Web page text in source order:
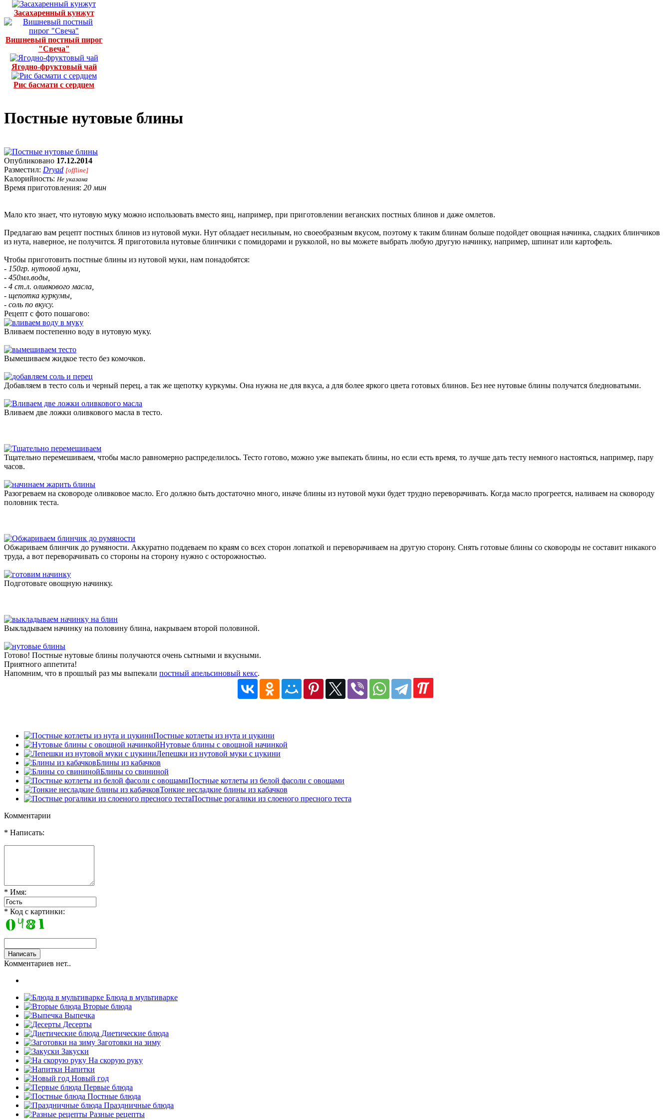
Засахаренный кунжут
Вишневый постный пирог
"Свеча"
Ягодно-фруктовый чай
Рис басмати с сердцем
Постные нутовые блины
Опубликовано 17.12.2014
Разместил: Dryad [offline]
Калорийность: Не указана
Время приготовления: 20 мин
Мало кто знает, что нутовую муку можно использовать вместо яиц, например, при приготовлении веганских постных блинов и даже омлетов.
Предлагаю вам рецепт постных блинов из нутовой муки. Нут обладает несильным, но своеобразным вкусом, поэтому к таким блинам больше подойдет овощная начинка, сладких блинчиков
из нута, наверное, не получится. Я приготовила нутовые блинчики с помидорами и рукколой, но вы можете выбрать любую другую начинку, например, шпинат или картофель.
Чтобы приготовить постные блины из нутовой муки, нам понадобятся:
- 150гр. нутовой муки,
- 450мл.воды,
- 4 ст.л. оливкового масла,
- щепотка куркумы,
- соль по вкусу.
Рецепт с фото пошагово:
Вливаем постепенно воду в нутовую муку.
Вымешиваем жидкое тесто без комочков.
Добавляем в тесто соль и черный перец, а так же щепотку куркумы. Она нужна не для вкуса, а для более яркого цвета готовых блинов. Без нее нутовые блины получатся бледноватыми.
Вливаем две ложки оливкового масла в тесто.
Тщательно перемешиваем, чтобы масло равномерно распределилось. Тесто готово, можно уже выпекать блины, но если есть время, то лучше дать тесту немного настояться, например, пару
часов.
Разогреваем на сковороде оливковое масло. Его должно быть достаточно много, иначе блины из нутовой муки будет трудно переворачивать. Когда масло прогреется, наливаем на сковороду
половник теста.
Обжариваем блинчик до румяности. Аккуратно поддеваем по краям со всех сторон лопаткой и переворачиваем на другую сторону. Снять готовые блины со сковороды не составит никакого
труда, а вот переворачивать со стороны на сторону нужно с осторожностью.
Подготовьте овощную начинку.
Выкладываем начинку на половину блина, накрываем второй половиной.
Готово! Постные нутовые блины получаются очень сытными и вкусными.
Приятного аппетита!
Напомним, что в прошлый раз мы выпекали постный апельсиновый кекс.
Постные котлеты из нута и цукини
Нутовые блины с овощной начинкой
Лепешки из нутовой муки с цукини
Блины из кабачков
Блины со свининой
Постные котлеты из белой фасоли с овощами
Тонкие несладкие блины из кабачков
Постные рогалики из слоеного пресного теста
Комментарии
* Написать:
* Имя:
* Код с картинки:
Комментариев нет..
Блюда в мультиварке
Вторые блюда
Выпечка
Десерты
Диетические блюда
Заготовки на зиму
Закуски
На скорую руку
Напитки
Новый год
Первые блюда
Постные блюда
Праздничные блюда
Разные рецепты